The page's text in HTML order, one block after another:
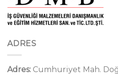
ADRES
Adres: Cumhuriyet Mah.